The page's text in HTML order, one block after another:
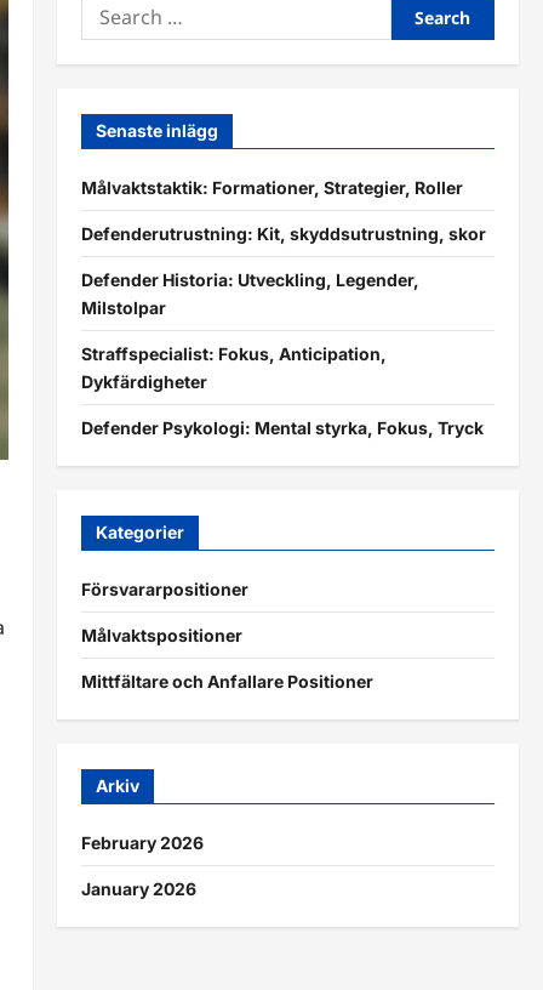
Search
for:
Senaste inlägg
Målvaktstaktik: Formationer, Strategier, Roller
Defenderutrustning: Kit, skyddsutrustning, skor
Defender Historia: Utveckling, Legender,
Milstolpar
Straffspecialist: Fokus, Anticipation,
Dykfärdigheter
Defender Psykologi: Mental styrka, Fokus, Tryck
Kategorier
Försvararpositioner
Målvaktspositioner
Mittfältare och Anfallare Positioner
Arkiv
February 2026
January 2026